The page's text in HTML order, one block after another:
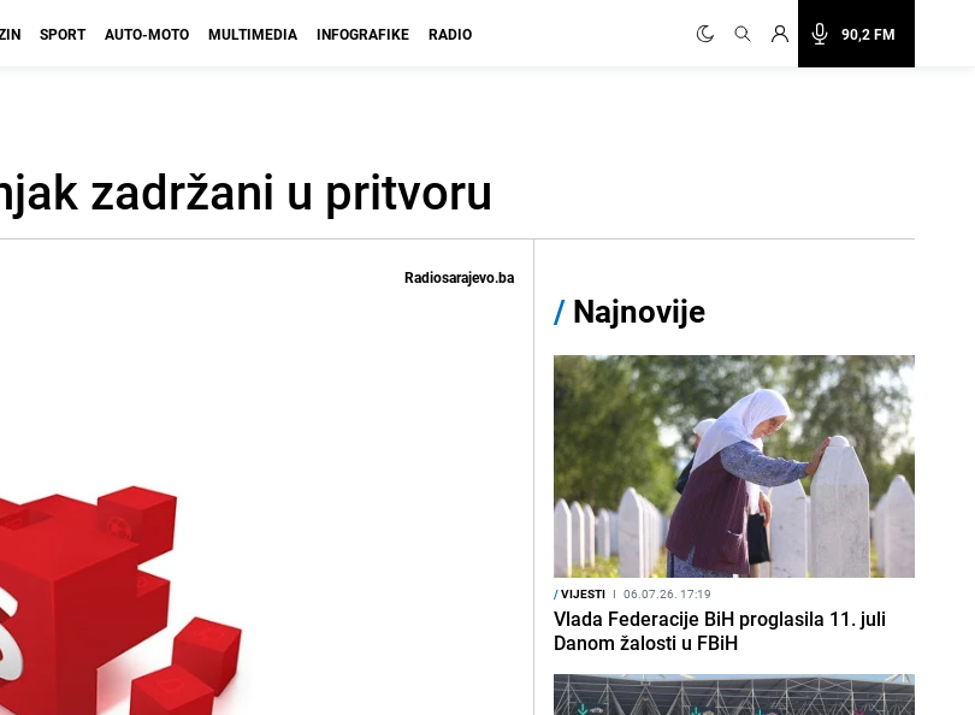
90,2 FM
SPORT AUTO-MOTO MULTIMEDIA INFOGRAFIKE RADIO
zadržani u pritvoru
Radiosarajevo.ba
/ Najnovije
/VIJESTI I 06.07.26. 17:19
Vlada Federacije BiH proglasila 11. juli
Danom žalosti u FBiH